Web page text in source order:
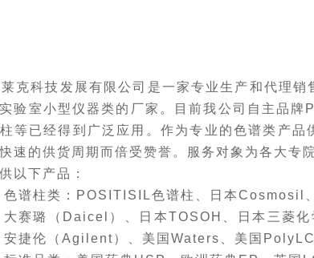
克科技发展有限公司 是一家专业生产和代理销
验室小型仪器类的厂家。目前我公司自主品牌
等已经得到广泛应用。 作为专业的色谱类产品
速的供货周期而倍受赞誉。
服务 对象为各大专
以下产品：
色谱柱类：
POSITISIL色谱柱、 日本Cosmosil、
大赛璐（ Daicel）、日本TOSOH 日本三菱化
安捷伦（ Agilent）、美国Waters 美国 PolyLC